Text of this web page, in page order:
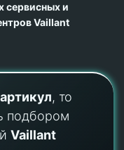
сервисных и
Vaillant
артикул, то
подбором
Vaillant